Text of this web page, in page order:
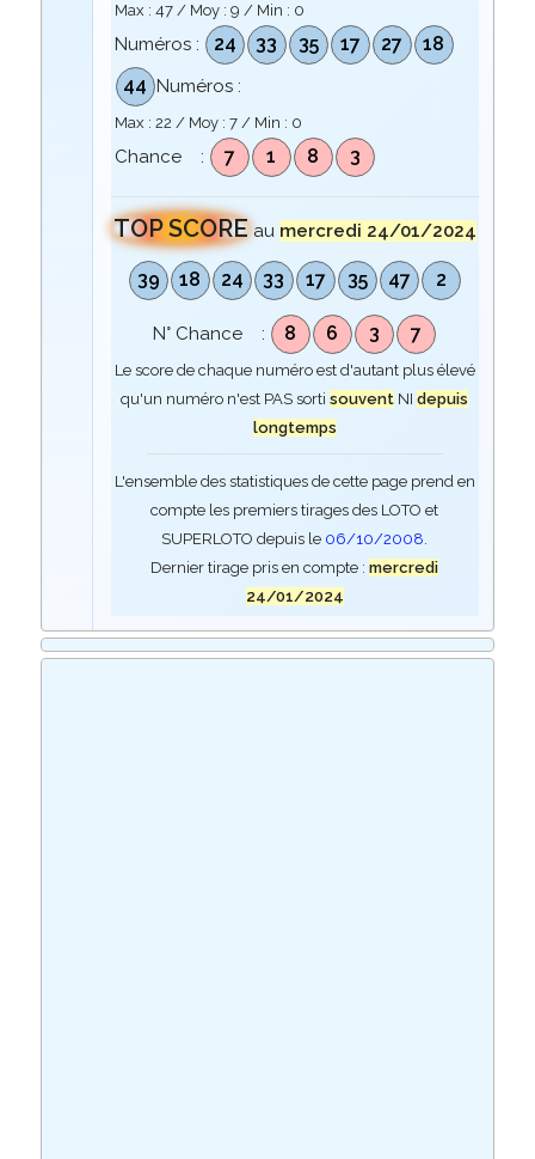
Max : 47/ Moy : 9 / Min : 0
Numéros : 24 33 35 17 27
18
44 Numéros :
Max : 22 / Moy : 7/ Min : 0
Chance : 7 1 8 3
TOP SCORE au mercredi 24/01/2024
39 18 24 33 17 35 47 2
N° Chance : 8 6 3 7
Le score de chaque numéro est d'autant plus élevé
qu'un numéro n'est PAS sortisouvent NIdepuis
longtemps
L'ensemble des statistiques de cette page prend en
compte les premiers tirages des LOTO et
SUPERLOTO depuis le 06/10/2008.
Dernier tirage pris en compte :mercredi
24/01/2024